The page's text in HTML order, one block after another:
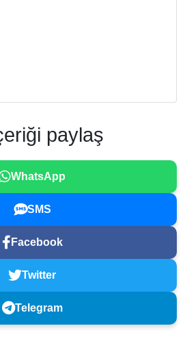
paylaş
WhatsApp
SMS
Facebook
Twitter
Telegram